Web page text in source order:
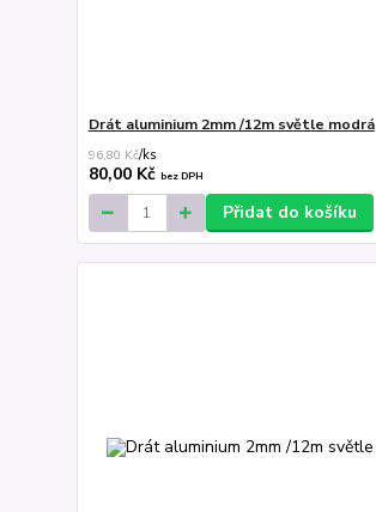
Drát aluminium 2mm /12m světle modrá
96,80 Kč/ks
80,00 Kč bez DPH
Přidat do košíku